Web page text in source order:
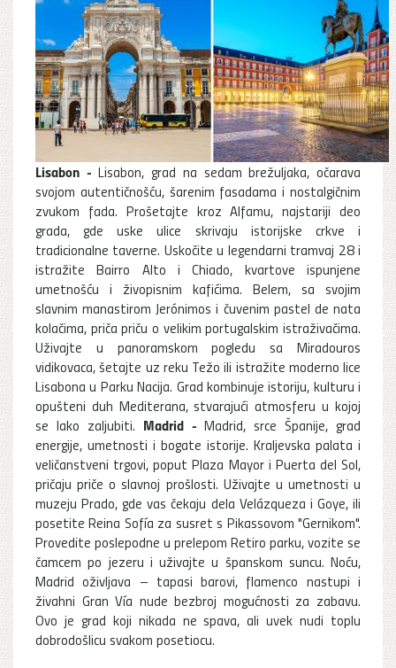
Lisabon -Lisabon, grad na sedam brežuljaka, očarava
svojom autentičnošću, šarenim fasadama i nostalgičnim
zvukom fada. Prošetajte kroz Alfamu, najstariji deo
grada, gde uske ulice skrivaju istorijske crkve i
tradicionalne taverne. Uskočite u legendarni tramvaj 28 i
istražite Bairro Alto i Chiado, kvartove ispunjene
umetnošću i živopisnim kafićima. Belem, sa svojim
slavnim manastirom Jerónimos i čuvenim pastel de nata
kolačima, priča priču o velikim portugalskim istraživačima.
Uživajte u panoramskom pogledu sa Miradouros
vidikovaca, šetajte uz reku Težo ili istražite moderno lice
Lisabona u Parku Nacija. Grad kombinuje istoriju, kulturu i
opušteni duh Mediterana, stvarajući atmosferu u kojoj
se lako zaljubiti. Madrid -Madrid, srce Španije, grad
energije, umetnosti i bogate istorije. Kraljevska palata i
veličanstveni trgovi, poput Plaza Mayor i Puerta del Sol,
pričaju priče o slavnoj prošlosti. Uživajte u umetnosti u
muzeju Prado, gde vas čekaju dela Velázqueza i Goye, ili
posetite Reina Sofía za susret s Pikassovom "Gernikom".
Provedite poslepodne u prelepom Retiro parku, vozite se
čamcem po jezeru i uživajte u španskom suncu. Noću,
Madrid oživljava – tapasi barovi, flamenco nastupi i
živahni Gran Vía nude bezbroj mogućnosti za zabavu.
Ovo je grad koji nikada ne spava, ali uvek nudi toplu
dobrodošlicu svakom posetiocu.